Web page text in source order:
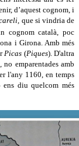
d’aquest cognom, i
, que si vindria de
cognom català, poc
i Girona. Amb més
Picas (Piques). D'altra
no emparentades amb
l'any 1160, en temps
diu quelcom més